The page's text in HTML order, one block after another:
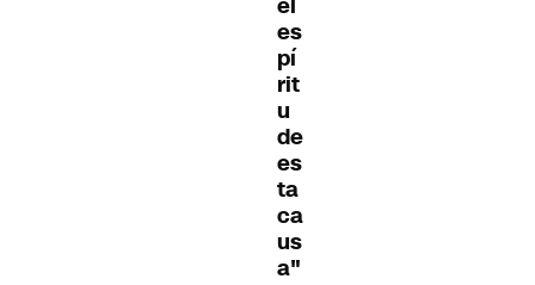
es
pí
rit
u
de
es
ta
ca
us
a"